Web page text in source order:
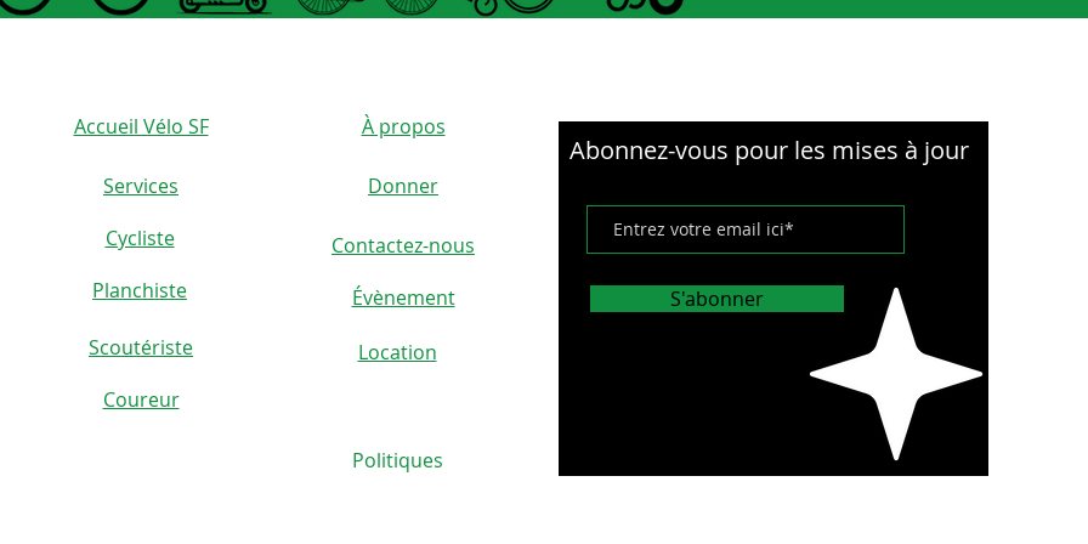
Accueil Vélo SF
Location
Cycliste
Planchiste
Scoutériste
Coureur
Services
À propos
Donner
Contactez-nous
Évènement
Politiques
Abonnez-vous pour les mises à jour
S'abonner